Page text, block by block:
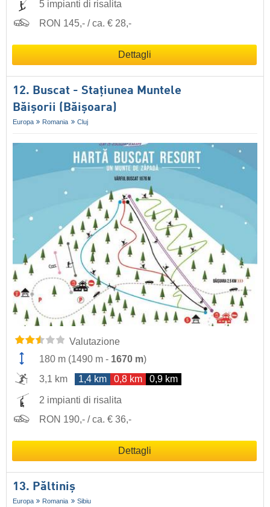
5 impianti di risalita
RON 145,- / ca. € 28,-
Dettagli
12. Buscat - Staţiunea Muntele
Băişorii (Băișoara)
Europa Romania Cluj
Valutazione
180 m (1490 m - 1670 m)
3,1 km
1,4 km 0,8 km 0,9 km
2 impianti di risalita
RON 190,- / ca. € 36,-
Dettagli
13. Păltiniș
Europa Romania Sibiu